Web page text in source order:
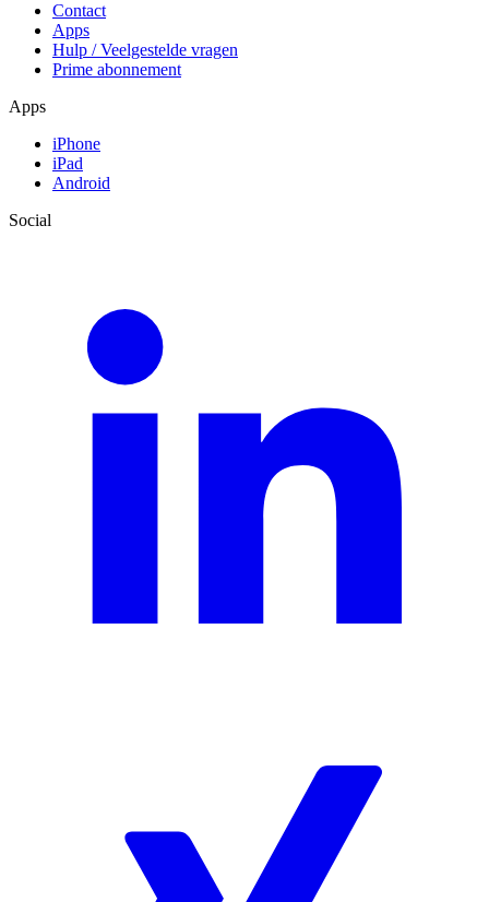
Contact
Apps
Hulp / Veelgestelde vragen
Prime abonnement
Apps
iPhone
iPad
Android
Social